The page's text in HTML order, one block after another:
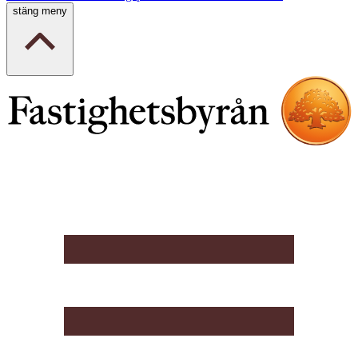
stäng meny